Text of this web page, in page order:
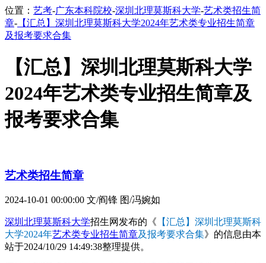
位置： 艺考-广东本科院校-深圳北理莫斯科大学-艺术类招生简
章- 【汇总】深圳北理莫斯科大学2024年艺术类专业招生简章
及报考要求合集
【汇总】深圳北理莫斯科大学
2024年艺术类专业招生简章及
报考要求合集
艺术类招生简章
2024-10-01 00:00:00 文/阎锋 图/冯婉如
深圳北理莫斯科大学招生网发布的《 【汇总】深圳北理莫斯科
大学2024年艺术类专业招生简章及报考要求合集》的信息由本
站于2024/10/29 14:49:38整理提供。